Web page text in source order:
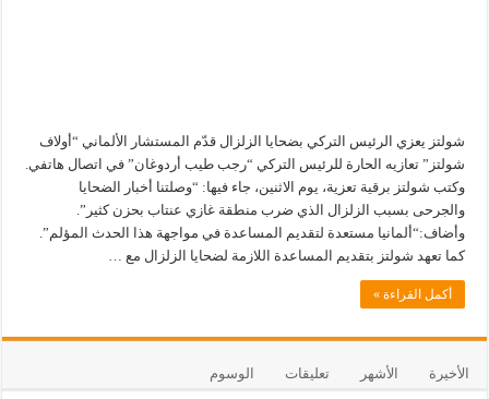
شولتز يعزي الرئيس التركي بضحايا الزلزال قدّم المستشار الألماني “أولاف
شولتز” تعازيه الحارة للرئيس التركي “رجب طيب أردوغان” في اتصال هاتفي.
وكتب شولتز برقية تعزية، يوم الاثنين، جاء فيها: “وصلتنا أخبار الضحايا
والجرحى بسبب الزلزال الذي ضرب منطقة غازي عنتاب بحزن كثير”.
وأضاف:“ألمانيا مستعدة لتقديم المساعدة في مواجهة هذا الحدث المؤلم”.
كما تعهد شولتز بتقديم المساعدة اللازمة لضحايا الزلزال مع …
أكمل القراءة »
الأخيرة الأشهر تعليقات الوسوم